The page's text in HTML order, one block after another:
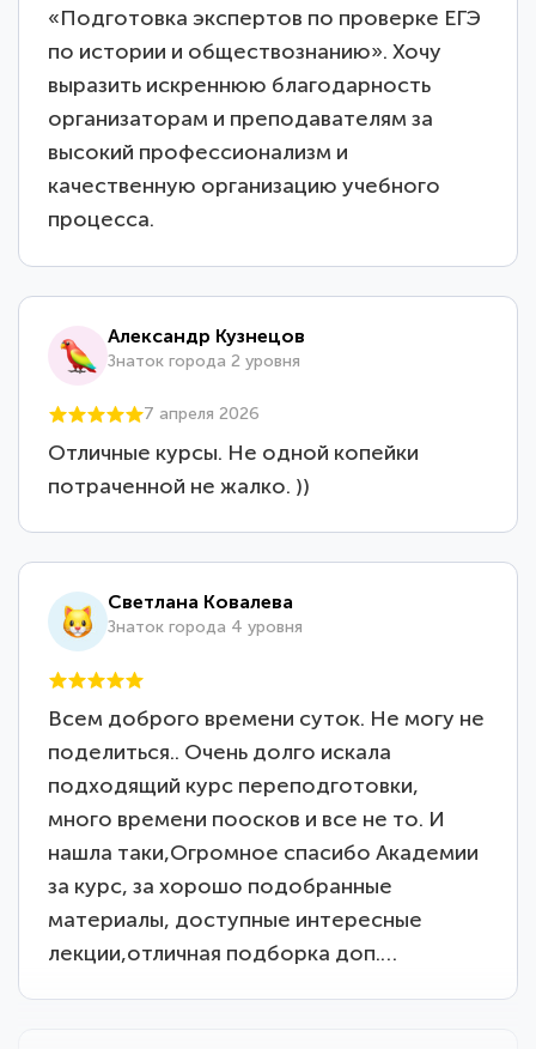
«Подготовка экспертов по проверке ЕГЭ
по истории и обществознанию». Хочу
выразить искреннюю благодарность
организаторам и преподавателям за
высокий профессионализм и
качественную организацию учебного
процесса.
Александр Кузнецов
Знаток города 2 уровня
7 апреля 2026
Отличные курсы. Не одной копейки
потраченной не жалко. ))
Светлана Ковалева
Знаток города 4 уровня
Всем доброго времени суток. Не могу не
поделиться.. Очень долго искала
подходящий курс переподготовки,
много времени поосков и все не то. И
нашла таки,Огромное спасибо Академии
за курс, за хорошо подобранные
материалы, доступные интересные
лекции,отличная подборка доп.…